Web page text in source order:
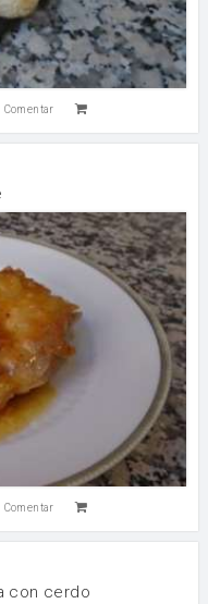
Comentar
Comentar
con cerdo